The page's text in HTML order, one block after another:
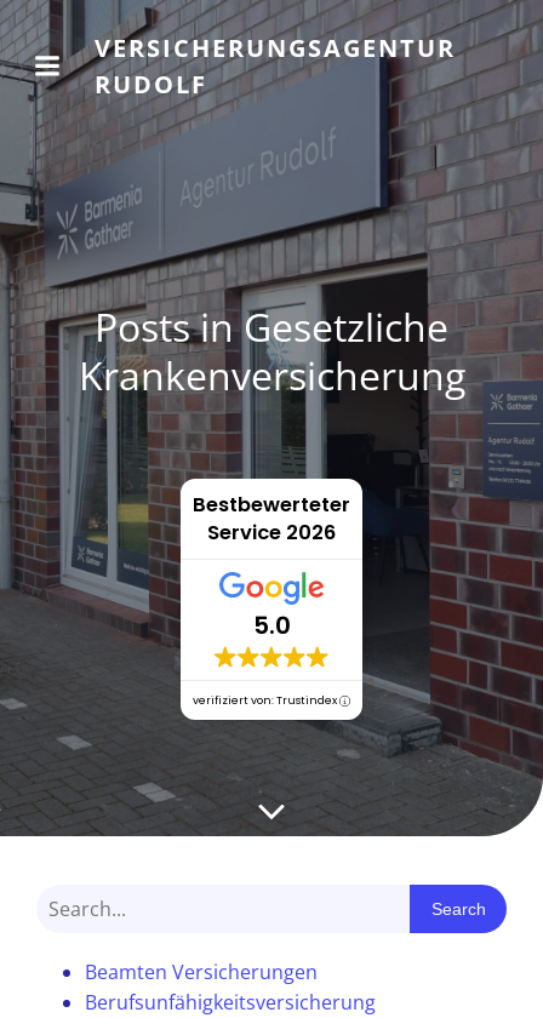
VERSICHERUNGSAGENTUR
RUDOLF
Posts in Gesetzliche
Krankenversicherung
Bestbewerteter
Service 2026
5.0
verifiziert von: Trustindex
Search
Beamten Versicherungen
Berufsunfähigkeitsversicherung